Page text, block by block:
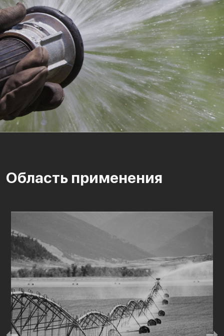
Область применения